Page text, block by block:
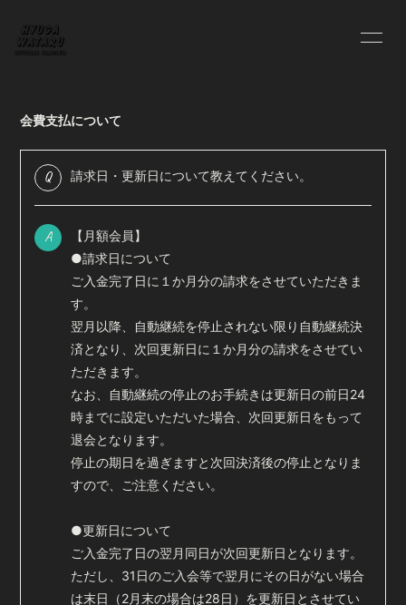
PROFILE
BLOG
MOVIE
PHOTO
会員登録 ログイン
会費支払について
Q 請求日・更新日について教えてください。
A
【月額会員】
●請求日について
ご入金完了日に１か月分の請求をさせていただきま
す。
翌月以降、自動継続を停止されない限り自動継続決
済となり、次回更新日に１か月分の請求をさせてい
ただきます。
なお、自動継続の停止のお手続きは更新日の前日24
時までに設定いただいた場合、次回更新日をもって
退会となります。
停止の期日を過ぎますと次回決済後の停止となりま
すので、ご注意ください。
●更新日について
ご入金完了日の翌月同日が次回更新日となります。
ただし、31日のご入会等で翌月にその日がない場合
は末日（2月末の場合は28日）を更新日とさせてい